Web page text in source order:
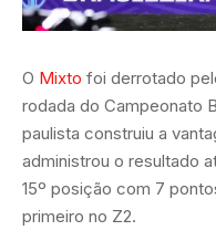
O Mixto foi derrotado
rodada do Campeonato
paulista construiu a
administrou o resultado
15º posição com 7
primeiro no Z2.